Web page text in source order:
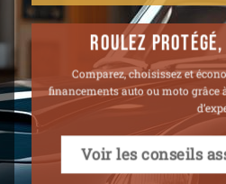
ROULEZ
Comparez, choisissez et
financements auto ou moto grâce
Voir les conseils